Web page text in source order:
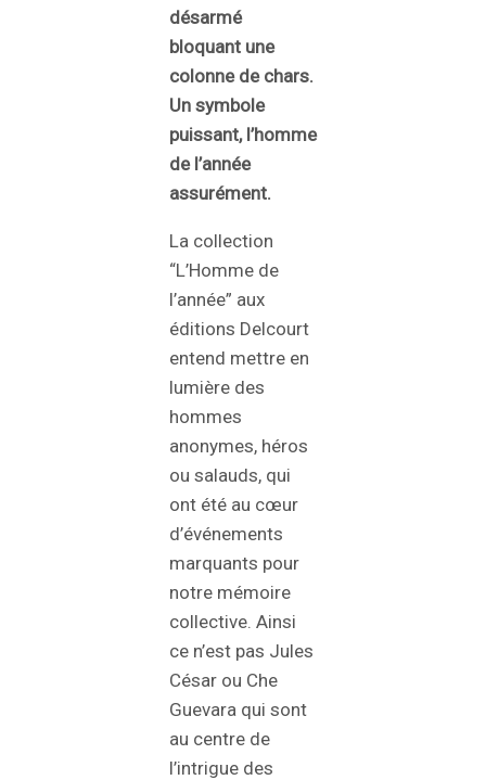
désarmé
bloquant une
colonne de chars.
Un symbole
puissant, l’homme
de l’année
assurément.
La collection
“L’Homme de
l’année” aux
éditions Delcourt
entend mettre en
lumière des
hommes
anonymes, héros
ou salauds, qui
ont été au cœur
d’événements
marquants pour
notre mémoire
collective. Ainsi
ce n’est pas Jules
César ou Che
Guevara qui sont
au centre de
l’intrigue des